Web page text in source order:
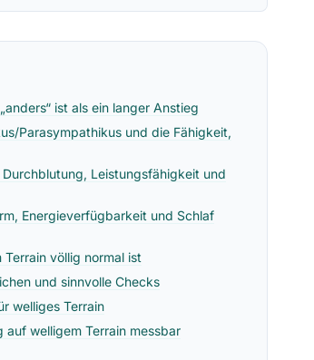
ist als ein langer Anstieg
Parasympathikus und die Fähigkeit,
Leistungsfähigkeit und
Energieverfügbarkeit und Schlaf
völlig normal ist
und sinnvolle Checks
welliges Terrain
welligem Terrain messbar